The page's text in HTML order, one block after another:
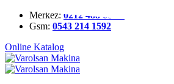
Merkez: 0212 488 68 35
Gsm: 0543 214 1592
Online Katalog